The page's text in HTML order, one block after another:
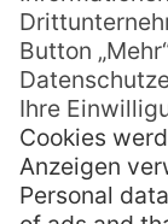
MEHR LESEN »
Andrea 17.
« Zurück